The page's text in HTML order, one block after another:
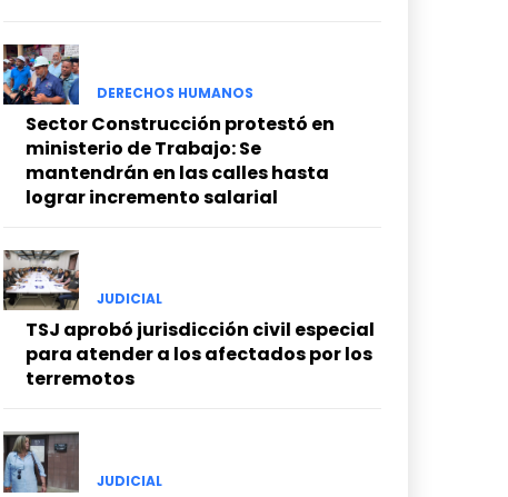
DERECHOS HUMANOS
Sector Construcción protestó en
ministerio de Trabajo: Se
mantendrán en las calles hasta
lograr incremento salarial
JUDICIAL
TSJ aprobó jurisdicción civil especial
para atender a los afectados por los
terremotos
JUDICIAL